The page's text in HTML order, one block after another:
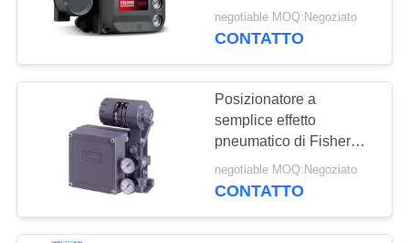
CONTROLLO
DELLA
QUALITÀ
CONTATTACI
Fisher del posizionatore
145 della valvola di
valvola di Fisher
DVC6200
negotiable MOQ:Negoziato
CONTATTO
Posizionatore a
semplice effetto
pneumatico di Fisher
3582, tipo elettro
posizionatore della
negotiable MOQ:Negoziato
CONTATTO